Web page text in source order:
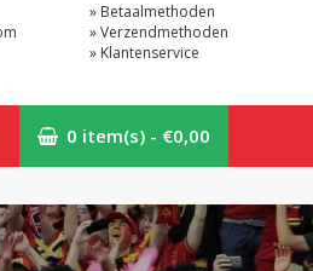
» Betaalmethoden
» Verzendmethoden
» Klantenservice
0 item(s) - €0,00